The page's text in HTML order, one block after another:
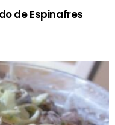
de Espinafres